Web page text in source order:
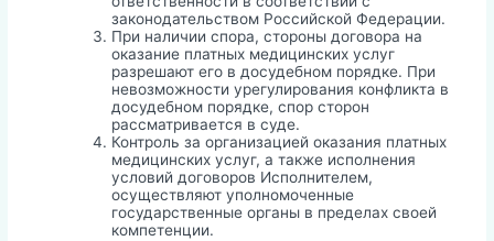
законодательством Российской Федерации.
При наличии спора, стороны договора на
оказание платных медицинских услуг
разрешают его в досудебном порядке. При
невозможности урегулирования конфликта в
досудебном порядке, спор сторон
рассматривается в суде.
Контроль за организацией оказания платных
медицинских услуг, а также исполнения
условий договоров Исполнителем,
осуществляют уполномоченные
государственные органы в пределах своей
компетенции.